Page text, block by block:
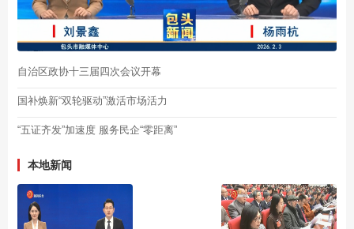
自治区政协十三届四次会议开幕
国补焕新“双轮驱动”激活市场活力
“五证齐发”加速度 服务民企“零距离”
本地新闻